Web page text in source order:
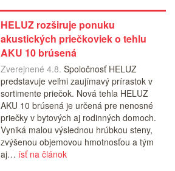
HELUZ rozširuje ponuku
akustických priečkoviek o tehlu
AKU 10 brúsená
Zverejnené 4.8. Spoločnosť HELUZ
predstavuje veľmi zaujímavý prírastok v
sortimente priečok. Nová tehla HELUZ
AKU 10 brúsená je určená pre nenosné
priečky v bytových aj rodinných domoch.
Vyniká malou výslednou hrúbkou steny,
zvýšenou objemovou hmotnosťou a tým
aj… ísť na článok